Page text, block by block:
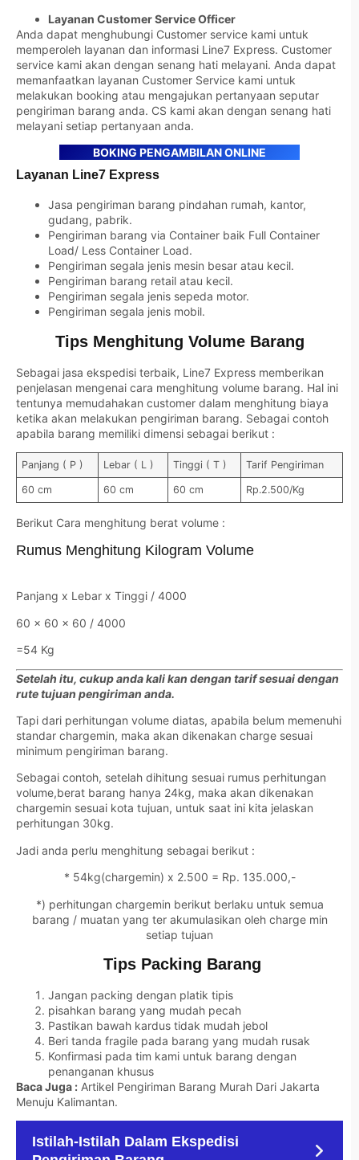
Layanan Customer Service Officer
Anda dapat menghubungi Customer service kami untuk
memperoleh layanan dan informasi Line7 Express. Customer
service kami akan dengan senang hati melayani. Anda dapat
memanfaatkan layanan Customer Service kami untuk
melakukan booking atau mengajukan pertanyaan seputar
pengiriman barang anda. CS kami akan dengan senang hati
melayani setiap pertanyaan anda.
BOKING PENGAMBILAN ONLINE
Layanan Line7 Express
Jasa pengiriman barang pindahan rumah, kantor,
gudang, pabrik.
Pengiriman barang via Container baik Full Container
Load/ Less Container Load.
Pengiriman segala jenis mesin besar atau kecil.
Pengiriman barang retail atau kecil.
Pengiriman segala jenis sepeda motor.
Pengiriman segala jenis mobil.
Tips Menghitung Volume Barang
Sebagai jasa ekspedisi terbaik, Line7 Express memberikan
penjelasan mengenai cara menghitung volume barang. Hal ini
tentunya memudahakan customer dalam menghitung biaya
ketika akan melakukan pengiriman barang. Sebagai contoh
apabila barang memiliki dimensi sebagai berikut :
Panjang ( P ) Lebar ( L ) Tinggi ( T ) Tarif Pengiriman
60 cm 60 cm 60 cm Rp.2.500/Kg
Berikut Cara menghitung berat volume :
Rumus Menghitung Kilogram Volume
Panjang x Lebar x Tinggi / 4000
60 x 60 x 60 / 4000
=54 Kg
Setelah itu, cukup anda kali kan dengan tarif sesuai dengan
rute tujuan pengiriman anda.
Tapi dari perhitungan volume diatas, apabila belum memenuhi
standar chargemin, maka akan dikenakan charge sesuai
minimum pengiriman barang.
Sebagai contoh, setelah dihitung sesuai rumus perhitungan
volume,berat barang hanya 24kg, maka akan dikenakan
chargemin sesuai kota tujuan, untuk saat ini kita jelaskan
perhitungan 30kg.
Jadi anda perlu menghitung sebagai berikut :
* 54kg(chargemin) x 2.500 = Rp. 135.000,-
*) perhitungan chargemin berikut berlaku untuk semua
barang / muatan yang ter akumulasikan oleh charge min
setiap tujuan
Tips Packing Barang
Jangan packing dengan platik tipis
pisahkan barang yang mudah pecah
Pastikan bawah kardus tidak mudah jebol
Beri tanda fragile pada barang yang mudah rusak
Konfirmasi pada tim kami untuk barang dengan
penanganan khusus
Baca Juga : Artikel Pengiriman Barang Murah Dari Jakarta
Menuju Kalimantan.
Istilah-Istilah Dalam Ekspedisi